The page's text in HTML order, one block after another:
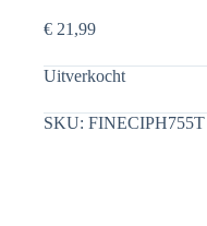
€ 21,99
Uitverkocht
SKU: FINECIPH755T